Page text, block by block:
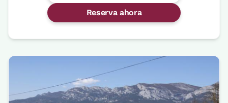
Reserva ahora